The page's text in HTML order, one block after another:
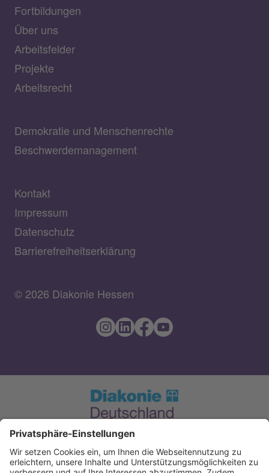
Fortbildungen
Über uns
Arbeitsfelder
Projekte
Arbeitsrecht
Demokratie und Menschenrechte
Beschwerdemanagement
Kontakt
Impressum
Datenschutz
Barrierefreiheitserklärung
© 2026 Diakonie Hessen